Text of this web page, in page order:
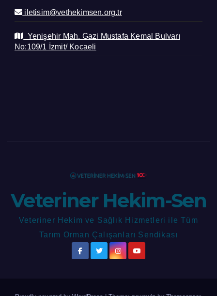
iletisim@vethekimsen.org.tr
Yenişehir Mah. Gazi Mustafa Kemal Bulvarı
No:109/1 İzmit/ Kocaeli
Veteriner Hekim-Sen
Veteriner Hekim ve Sağlık Hizmetleri ile Tüm
Tarım Orman Çalışanları Sendikası